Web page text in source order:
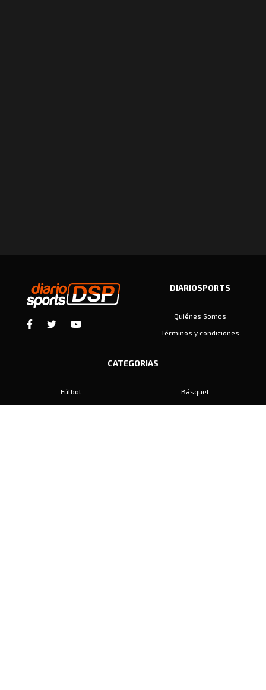
DIARIOSPORTS
Quiénes Somos
Términos y condiciones
CATEGORIAS
Fútbol
Básquet